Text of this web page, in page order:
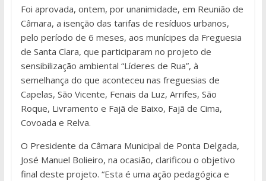
Foi aprovada, ontem, por unanimidade, em Reunião de
Câmara, a isenção das tarifas de resíduos urbanos,
pelo período de 6 meses, aos munícipes da Freguesia
de Santa Clara, que participaram no projeto de
sensibilização ambiental “Líderes de Rua”, à
semelhança do que aconteceu nas freguesias de
Capelas, São Vicente, Fenais da Luz, Arrifes, São
Roque, Livramento e Fajã de Baixo, Fajã de Cima,
Covoada e Relva.
O Presidente da Câmara Municipal de Ponta Delgada,
José Manuel Bolieiro, na ocasião, clarificou o objetivo
final deste projeto. “Esta é uma ação pedagógica e